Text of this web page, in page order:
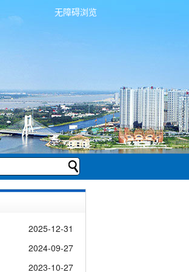
无障碍浏览
2025-12-31
2024-09-27
2023-10-27